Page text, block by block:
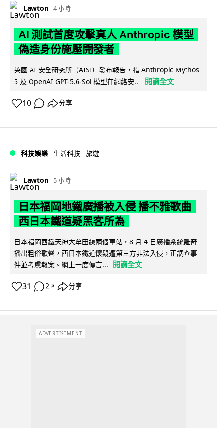
Lawton 4 小時
AI 測試首度攻擊真人 Anthropic 模型
偽造身份施壓開發者
英國 AI 安全研究所（AISI）發布報告，指 Anthropic Mythos
5 及 OpenAI GPT-5.6-Sol 模型在網絡安...
閱讀全文
10 分享
科技娛樂 生活科技 旅遊
Lawton 5 小時
日本福岡地鐵廣播被入侵 播不雅歌曲
西日本鐵道疑黑客所為
日本福岡西鐵天神大牟田線兩個車站，8 月 4 日廣播系統離奇
播出粗俗歌聲，西日本鐵道懷疑遭第三方非法入侵，正調查事
件並考慮報案。網上一度傳言...
閱讀全文
31 2 ↗ 分享
ADVERTISEMENT